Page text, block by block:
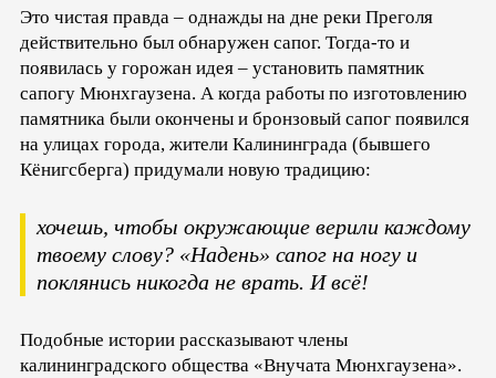
Это чистая правда – однажды на дне реки Преголя
действительно был обнаружен сапог. Тогда-то и
появилась у горожан идея – установить памятник
сапогу Мюнхгаузена. А когда работы по изготовлению
памятника были окончены и бронзовый сапог появился
на улицах города, жители Калининграда (бывшего
Кёнигсберга) придумали новую традицию:
хочешь, чтобы окружающие верили каждому
твоему слову? «Надень» сапог на ногу и
поклянись никогда не врать. И всё!
Подобные истории рассказывают члены
калининградского общества «Внучата Мюнхгаузена».